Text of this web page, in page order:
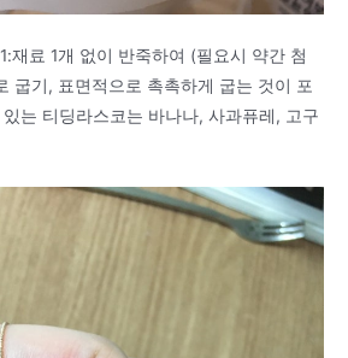
재료 1개 없이 반죽하여 (필요시 약간 첨
굽기, 표면적으로 촉촉하게 굽는 것이 포
는 티딩라스코는 바나나, 사과퓨레, 고구